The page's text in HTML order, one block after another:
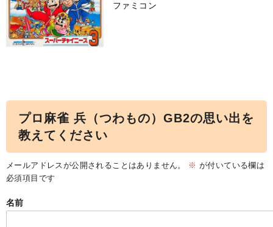
ファミコン
プロ麻雀 兵（つわもの）GB2の思い出を
教えてください
メールアドレスが公開されることはありません。 ※ が付いている欄は
必須項目です
名前